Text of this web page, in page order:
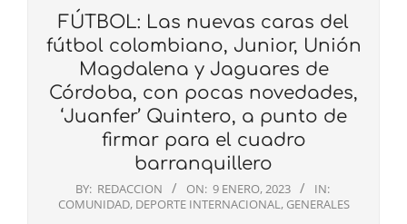
FÚTBOL: Las nuevas caras del
fútbol colombiano, Junior, Unión
Magdalena y Jaguares de
Córdoba, con pocas novedades,
‘Juanfer’ Quintero, a punto de
firmar para el cuadro
barranquillero
BY: REDACCION ON: 9 ENERO, 2023
IN:
COMUNIDAD, DEPORTE INTERNACIONAL, GENERALES